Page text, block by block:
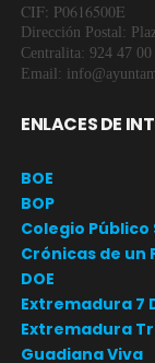
CIF: P0616500E
Dirección Postal:
Centralita: 924 47 00
Email:
ENLACES DE
BOE
BOP
Colegio Público
Crónicas de un
DOE
Extremadura 7
Extremadura
Guadiana Viva